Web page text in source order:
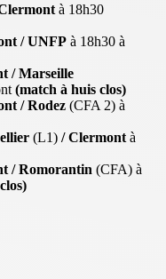
à 18h30
/ UNFP à 18h30 à
/ Marseille
(match à huis clos)
/ Rodez (CFA 2) à
(L1) / Clermont à
/ Romorantin (CFA) à